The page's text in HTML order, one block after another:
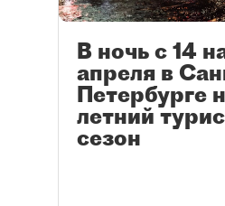
В ночь с 14
апреля в
Петербурге
летний
сезон